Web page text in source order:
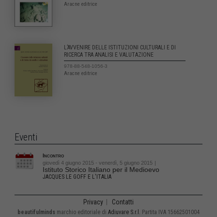
Aracne editrice
L’AVVENIRE DELLE ISTITUZIONI CULTURALI E DI
RICERCA TRA ANALISI E VALUTAZIONE
978-88-548-1056-3
Aracne editrice
Eventi
Incontro
giovedì 4 giugno 2015 - venerdì, 5 giugno 2015 |
Istituto Storico Italiano per il Medioevo
JACQUES LE GOFF E L'ITALIA
Privacy Contatti
beautifulminds marchio editoriale di Adiuvare S.r.l. Partita IVA 15662501004